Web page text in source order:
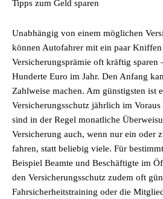
Tipps zum Geld sparen
Unabhängig von einem möglichen
können Autofahrer mit ein paar
Versicherungsprämie oft kräftig sparen
Hunderte Euro im Jahr. Den Anfang
Zahlweise machen. Am günstigsten ist
Versicherungsschutz jährlich im Voraus
sind in der Regel monatliche
Versicherung auch, wenn nur ein oder
fahren, statt beliebig viele. Für
Beispiel Beamte und Beschäftigte im
den Versicherungsschutz zudem oft
Fahrsicherheitstraining oder die